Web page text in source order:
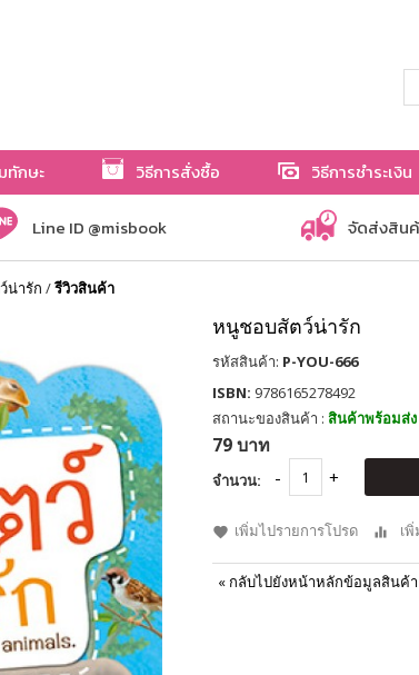
ทักษะ วิธีการสั่งซื้อ วิธีการชำระเงิน
Line ID @misbook จัดส่งสิน
น่ารัก /รีวิวสินค้า
หนูชอบสัตว์น่ารัก
รหัสสินค้า: P-YOU-666
ISBN: 9786165278492
สถานะของสินค้า : สินค้าพร้อมส่ง
79 บาท
จำนวน:
เพิ่มไปรายการโปรด เ
« กลับไปยังหน้าหลักข้อมูลสินค้า